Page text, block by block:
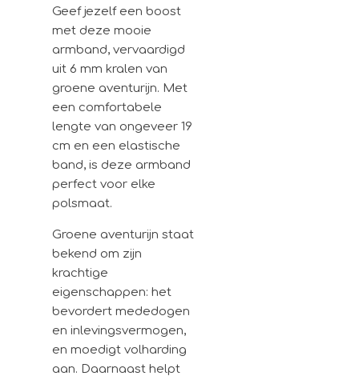
Geef jezelf een boost
met deze mooie
armband, vervaardigd
uit 6 mm kralen van
groene aventurijn. Met
een comfortabele
lengte van ongeveer 19
cm en een elastische
band, is deze armband
perfect voor elke
polsmaat.
Groene aventurijn staat
bekend om zijn
krachtige
eigenschappen: het
bevordert mededogen
en inlevingsvermogen,
en moedigt volharding
aan. Daarnaast helpt